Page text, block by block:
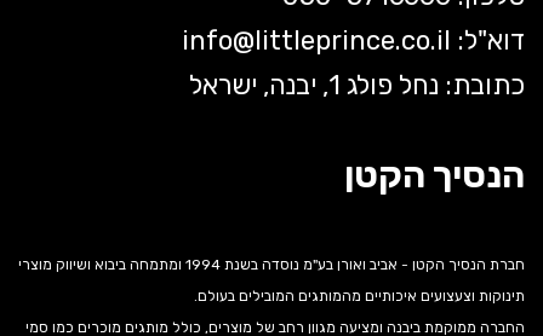
דוא"ל:
info@littleprince.co.il
כתובת: נחל פולג 1, יבנה, ישראל
הנסיך הקטן
חברת הנסיך הקטן - אביב ואורן בע"מ נוסדה בשנת 1994 ומתמחה ביבוא ושיווק מוצרי
תינוקות וצעצועים איכותיים מהמותגים המובילים בעולם.
החברה ממוקמת ביבנה ומציעה מגוון רחב של מוצרים, כולל מותגים מוכרים כמו סמי